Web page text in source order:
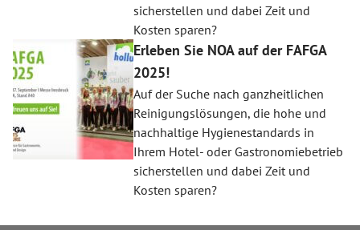
sicherstellen und dabei Zeit und
Kosten sparen?
Erleben Sie NOA auf der FAFGA
2025!
Auf der Suche nach ganzheitlichen
Reinigungslösungen, die hohe und
nachhaltige Hygienestandards in
Ihrem Hotel- oder Gastronomiebetrieb
sicherstellen und dabei Zeit und
Kosten sparen?